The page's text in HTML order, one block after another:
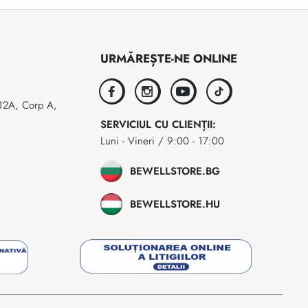
Corp A,
URMĂREȘTE-NE ONLINE
facebookinstagramyoutubetiktok
SERVICIUL CU CLIENȚII:
Luni - Vineri / 9:00 - 17:00
BEWELLSTORE.BG
BEWELLSTORE.HU